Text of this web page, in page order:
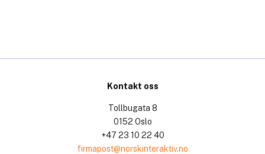
Kontakt oss
Tollbugata 8
0152 Oslo
+47 23 10 22 40
firmapost@norskinteraktiv.no